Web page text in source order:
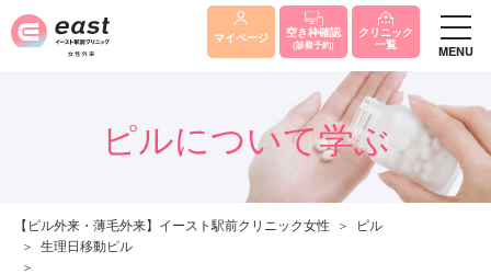
マイページ 空き枠確認
(診察予約)
クリニック
一覧 MENU
ピルについて学ぶ
【ピル外来・薄毛外来】イースト駅前クリニック女性
ピル
生理日移動ピル